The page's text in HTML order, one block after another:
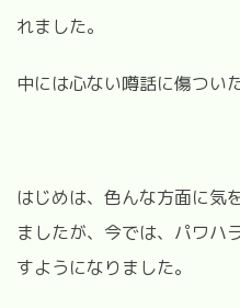
れました。
中には心ない噂話に傷つい
はじめは、色んな方面に気
ましたが、今では、パワハ
すようになりました。